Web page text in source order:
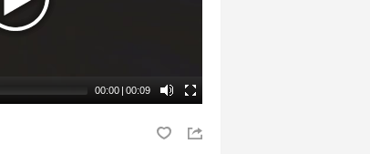
00:00 | 00:09